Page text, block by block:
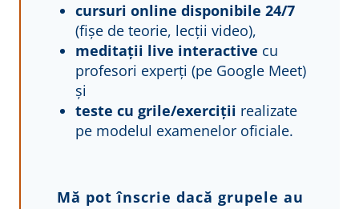
cursuri online disponibile 24/7
(fișe de teorie, lecții video),
meditații live interactive cu
profesori experți (pe Google Meet)
și
teste cu grile/exerciții realizate
pe modelul examenelor oficiale.
Mă pot înscrie dacă grupele au